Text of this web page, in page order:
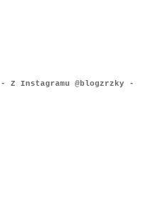
- Z Instagramu @blogzrzky -